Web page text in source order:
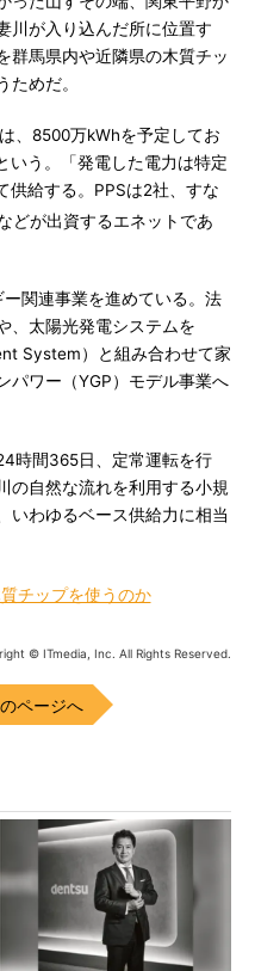
川が入り込んだ所に位置す
群馬県内や近隣県の木質チッ
ためだ。
、8500万kWhを予定してお
いう。「発電した電力は特定
供給する。PPSは2社、すな
どが出資するエネットであ
関連事業を進めている。法
、太陽光発電システムを
System）と組み合わせて家
パワー（YGP）モデル事業へ
時間365日、定常運転を行
の自然な流れを利用する小規
いわゆるベース供給力に相当
チップを使うのか
© ITmedia, Inc. All Rights Reserved.
ページへ